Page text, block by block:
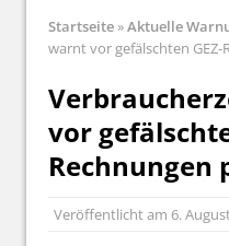
Startseite»Aktuelle
warnt vor gefälschten
vor
Rechnungen
Veröffentlicht am 6.